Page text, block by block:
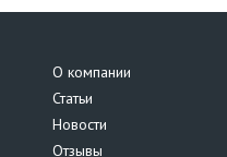
О компании
Статьи
Новости
Отзывы